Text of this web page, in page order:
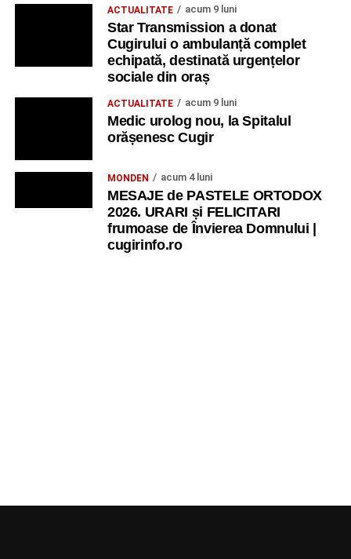
ACTUALITATE acum 9 luni
Star Transmission a donat
Cugirului o ambulanță complet
echipată, destinată urgențelor
sociale din oraș
ACTUALITATE acum 9 luni
Medic urolog nou, la Spitalul
orășenesc Cugir
MONDEN acum 4 luni
MESAJE de PASTELE ORTODOX
2026. URARI și FELICITARI
frumoase de Învierea Domnului |
cugirinfo.ro